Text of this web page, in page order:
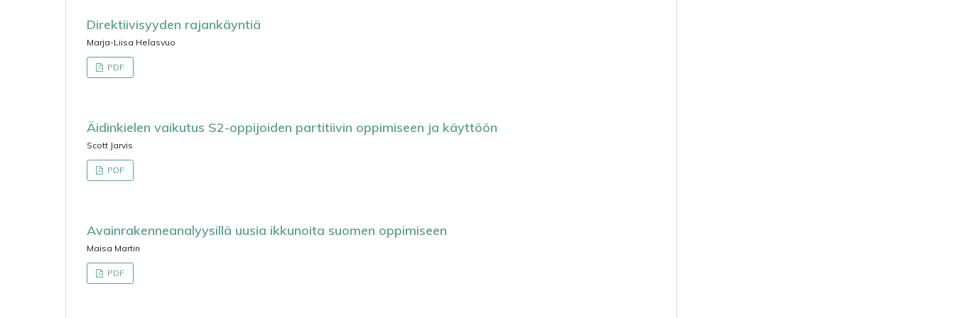
Direktiivisyyden rajankäyntiä
Marja-Liisa Helasvuo
PDF
Äidinkielen vaikutus S2-oppijoiden partitiivin oppimiseen ja käyttöön
Scott Jarvis
PDF
Avainrakenneanalyysillä uusia ikkunoita suomen oppimiseen
Maisa Martin
PDF